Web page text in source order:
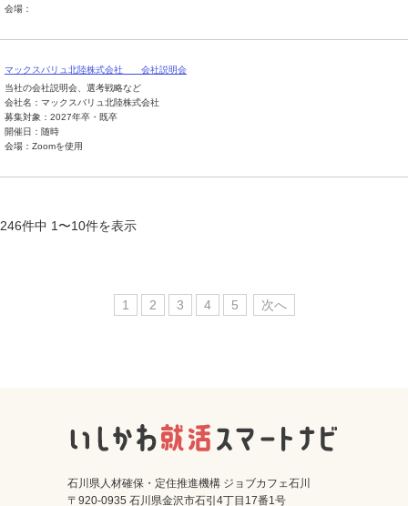
会場：
マックスバリュ北陸株式会社 会社説明会
当社の会社説明会、選考戦略など
会社名：マックスバリュ北陸株式会社
募集対象：2027年卒・既卒
開催日：随時
会場：Zoomを使用
246件中 1〜10件を表示
1 2 3 4 5 次へ
石川県人材確保・定住推進機構 ジョブカフェ石川
〒920-0935 石川県金沢市石引4丁目17番1号